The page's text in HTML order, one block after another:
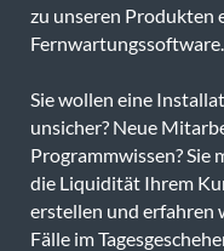
zu unseren Produkten
Fernwartungssoftware.
Sie wollen eine
unsicher? Neue
Programmwissen?
die Liquidität Ihrem
erstellen und erfahren
Fälle im